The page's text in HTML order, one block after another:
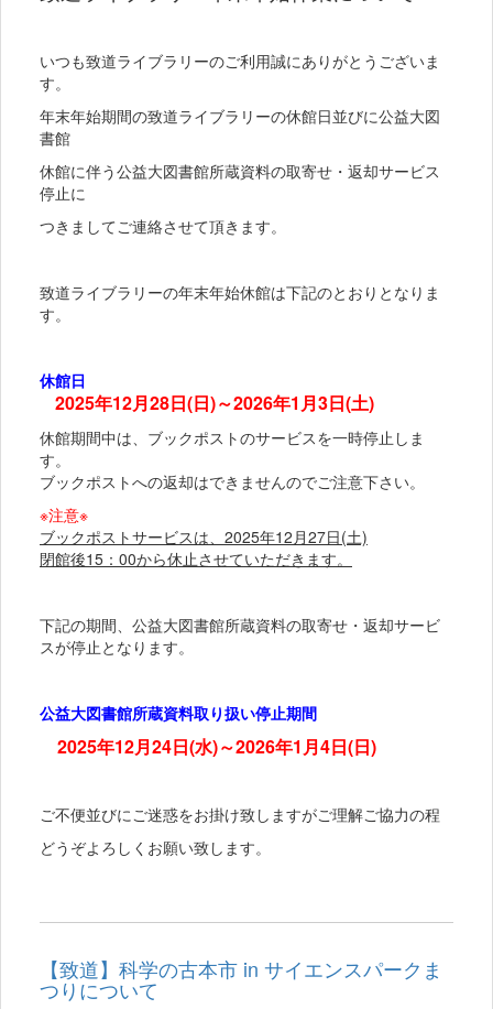
いつも致道ライブラリーのご利用誠にありがとうございま
す。
年末年始期間の致道ライブラリーの休館日並びに公益大図
書館
休館に伴う公益大図書館所蔵資料の取寄せ・返却サービス
停止に
つきましてご連絡させて頂きます。
致道ライブラリーの年末年始休館は下記のとおりとなりま
す。
休館日
2025年12月28日(日)～2026年1月3日(土)
休館期間中は、ブックポストのサービスを一時停止しま
す。
ブックポストへの返却はできませんのでご注意下さい。
※注意※
ブックポストサービスは、2025年12月27日(土)
閉館後15：00から休止させていただきます。
下記の期間、公益大図書館所蔵資料の取寄せ・返却サービ
スが停止となります。
公益大図書館所蔵資料取り扱い停止期間
2025年12月24日(水)～2026年1月4日(日)
ご不便並びにご迷惑をお掛け致しますがご理解ご協力の程
どうぞよろしくお願い致します。
【致道】科学の古本市 in サイエンスパークま
つりについて